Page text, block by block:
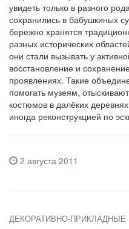
увидеть только в разного
сохранились в бабушкиных
бережно хранятся
разных исторических
они стали вызывать у
восстановление и
проявлениях. Такие
помогать музеям,
костюмов в далёких
иногда реконструкцией по
2 августа 2011
ДЕКОРАТИВНО-ПРИКЛАДНЫЕ